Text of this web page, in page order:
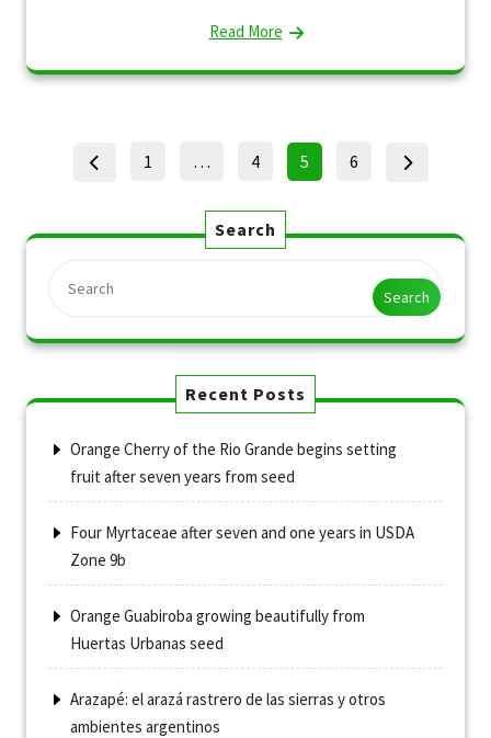
Read More
Posts
pagination
Page
1 … Page
4 Page
5 Page
6
Search
Search
Recent Posts
Orange Cherry of the Rio Grande begins setting
fruit after seven years from seed
Four Myrtaceae after seven and one years in USDA
Zone 9b
Orange Guabiroba growing beautifully from
Huertas Urbanas seed
Arazapé: el arazá rastrero de las sierras y otros
ambientes argentinos